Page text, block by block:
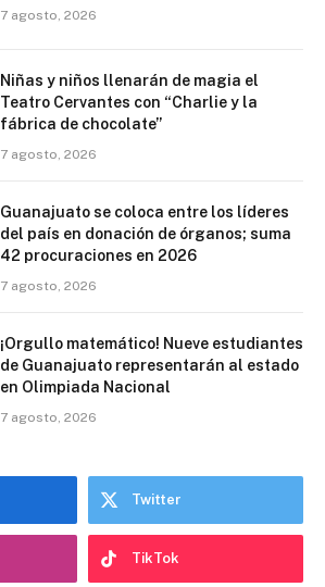
7 agosto, 2026
Niñas y niños llenarán de magia el
Teatro Cervantes con “Charlie y la
fábrica de chocolate”
7 agosto, 2026
Guanajuato se coloca entre los líderes
del país en donación de órganos; suma
42 procuraciones en 2026
7 agosto, 2026
¡Orgullo matemático! Nueve estudiantes
de Guanajuato representarán al estado
en Olimpiada Nacional
7 agosto, 2026
Twitter
TikTok